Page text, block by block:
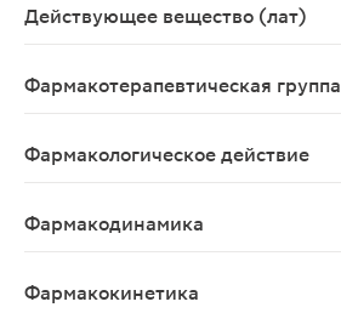
Действующее вещество (лат)
Фармакотерапевтическая группа
Фармакологическое действие
Фармакодинамика
Фармакокинетика